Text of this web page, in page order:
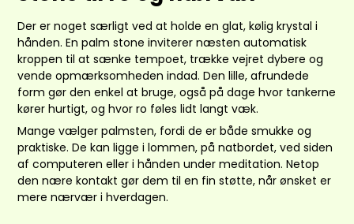
Der er noget særligt ved at holde en glat, kølig krystal i
hånden. En palm stone inviterer næsten automatisk
kroppen til at sænke tempoet, trække vejret dybere og
vende opmærksomheden indad. Den lille, afrundede
form gør den enkel at bruge, også på dage hvor tankerne
kører hurtigt, og hvor ro føles lidt langt væk.
Mange vælger palmsten, fordi de er både smukke og
praktiske. De kan ligge i lommen, på natbordet, ved siden
af computeren eller i hånden under meditation. Netop
den nære kontakt gør dem til en fin støtte, når ønsket er
mere nærvær i hverdagen.